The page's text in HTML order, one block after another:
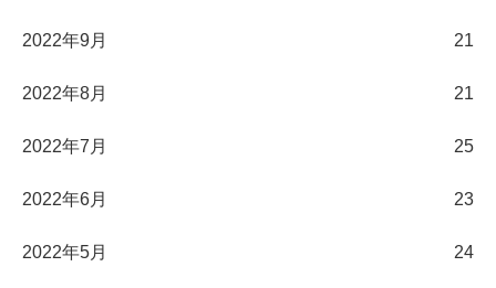
2022年9月 21
2022年8月 21
2022年7月 25
2022年6月 23
2022年5月 24